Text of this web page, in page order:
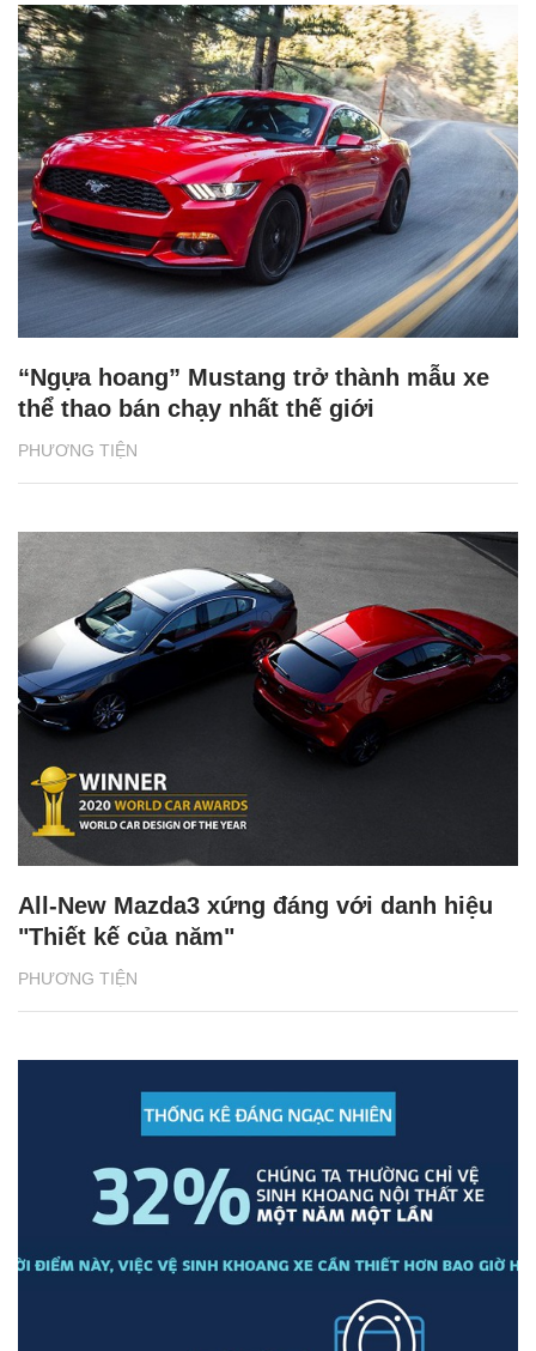
PHƯƠNG TIỆN
“Ngựa hoang” Mustang trở thành mẫu xe
thể thao bán chạy nhất thế giới
PHƯƠNG TIỆN
All-New Mazda3 xứng đáng với danh hiệu
"Thiết kế của năm"